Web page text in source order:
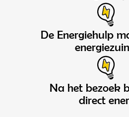
De Energiehulp
Na het bezoek
direct